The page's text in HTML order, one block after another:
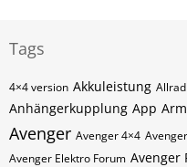
Tags
4×4 version Akkuleistung Allrad
Anhängerkupplung App
Avenger Avenger 4×4
Avenger Elektro Forum Avenger